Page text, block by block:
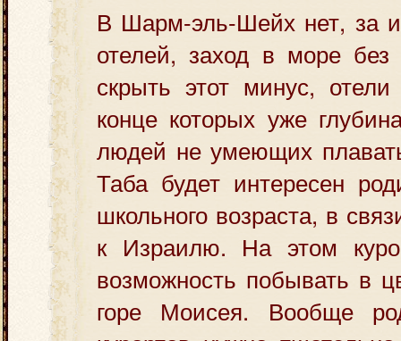
В Шарм-эль-Шейх нет, за
отелей, заход в море
скрыть этот минус,
конце которых уже
людей не умеющих
Таба будет интересен
школьного возраста, в
к Израилю. На этом
возможность побывать в
горе Моисея. Вообще